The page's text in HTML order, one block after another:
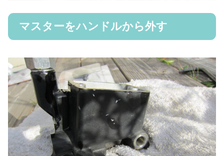
マスターをハンドルから外す